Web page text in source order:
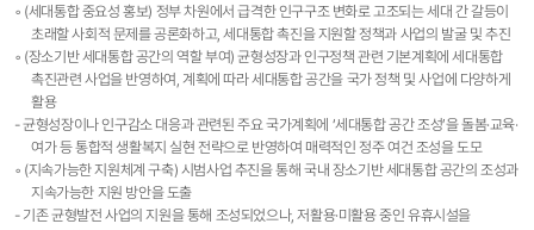
◦ (세대통합 중요성 홍보) 정부 차원에서 급격한 인구구조 변화로 고조되는 세대 간 갈등이
초래할 사회적 문제를 공론화하고, 세대통합 촉진을 지원할 정책과 사업의 발굴 및 추진
◦ (장소기반 세대통합 공간의 역할 부여) 균형성장과 인구정책 관련 기본계획에 세대통합
촉진관련 사업을 반영하여, 계획에 따라 세대통합 공간을 국가 정책 및 사업에 다양하게
활용
- 균형성장이나 인구감소 대응과 관련된 주요 국가계획에 ‘세대통합 공간 조성’을 돌봄·교육·
여가 등 통합적 생활복지 실현 전략으로 반영하여 매력적인 정주 여건 조성을 도모
◦ (지속가능한 지원체계 구축) 시범사업 추진을 통해 국내 장소기반 세대통합 공간의 조성과
지속가능한 지원 방안을 도출
- 기존 균형발전 사업의 지원을 통해 조성되었으나, 저활용·미활용 중인 유휴시설을